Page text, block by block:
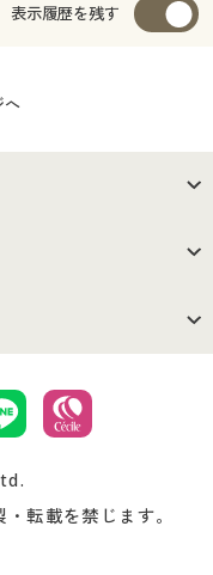
表示履歴を残す
へ
内
マップ
は
場合
転載を禁じます。